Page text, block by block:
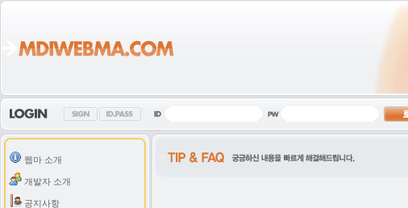
웹마 소개
개발자 소개
공지사항